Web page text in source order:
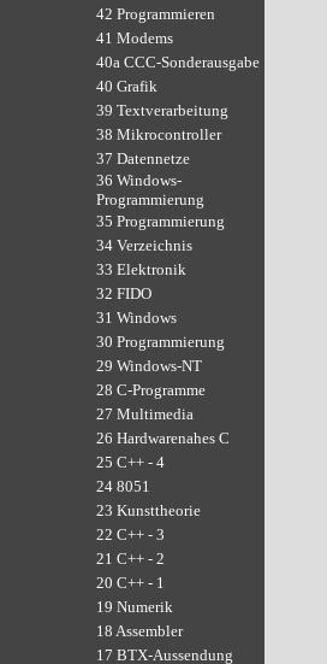
42 Programmieren
41 Modems
40a CCC-Sonderausgabe
40 Grafik
39 Textverarbeitung
38 Mikrocontroller
37 Datennetze
36 Windows-
Programmierung
35 Programmierung
34 Verzeichnis
33 Elektronik
32 FIDO
31 Windows
30 Programmierung
29 Windows-NT
28 C-Programme
27 Multimedia
26 Hardwarenahes C
25 C++ - 4
24 8051
23 Kunsttheorie
22 C++ - 3
21 C++ - 2
20 C++ - 1
19 Numerik
18 Assembler
17 BTX-Aussendung